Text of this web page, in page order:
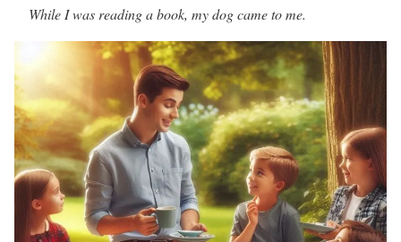
While I was reading a book, my dog came to me.